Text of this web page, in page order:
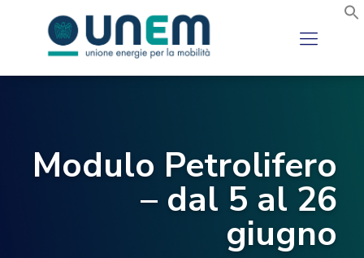
Modulo Petrolifero
– dal 5 al 26
giugno